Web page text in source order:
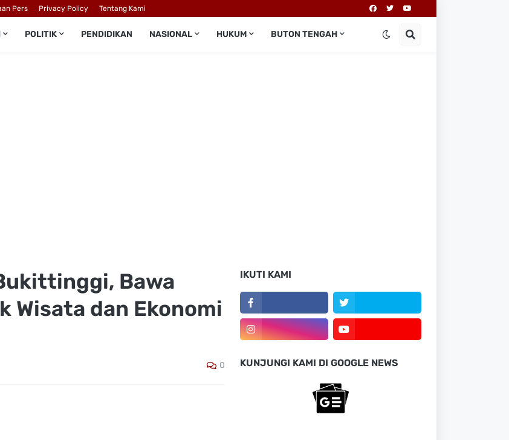
Pers Privacy Policy Tentang Kami
POLITIK PENDIDIKAN NASIONAL HUKUM BUTON TENGAH
Bawa
Wisata dan Ekonomi
0
IKUTI KAMI
KUNJUNGI KAMI DI GOOGLE NEWS